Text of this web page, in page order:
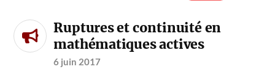
Ruptures et continuité en
mathématiques actives
6 juin 2017